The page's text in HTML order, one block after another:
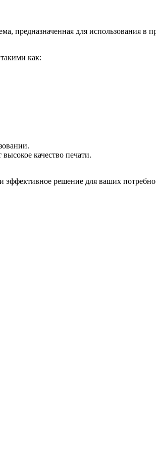
предназначенная для использования
как:
качество печати.
решение для ваших